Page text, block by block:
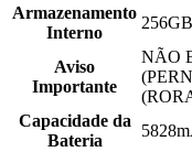
Armazenamento
Interno
256GB
Aviso
Importante
NÃO
Capacidade da
Bateria